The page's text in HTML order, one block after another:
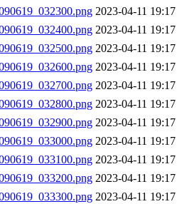
2023-04-11 19:17
2023-04-11 19:17
2023-04-11 19:17
2023-04-11 19:17
2023-04-11 19:17
2023-04-11 19:17
2023-04-11 19:17
2023-04-11 19:17
2023-04-11 19:17
2023-04-11 19:17
2023-04-11 19:17